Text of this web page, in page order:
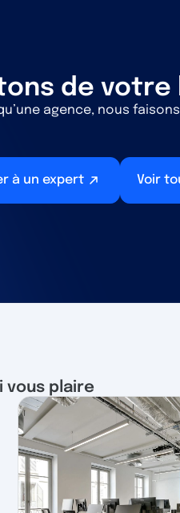
de votre
agence, nous
à un expert Voir
vous plaire